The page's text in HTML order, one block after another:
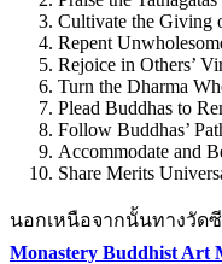
Cultivate the Giving
Repent
Rejoice in Others’
Turn the Dharma
Plead Buddhas to
Follow Buddhas’
Accommodate and
Share Merits
นอกเหนือจากนั้นทางวัด
Monastery Buddhist Art